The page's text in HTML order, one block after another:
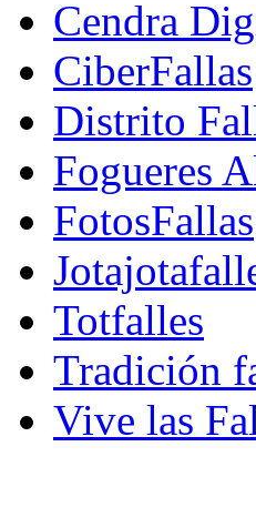
Cendra
CiberFallas
Distrito
Fogueres
FotosFallas
Totfalles
Tradición
Vive las